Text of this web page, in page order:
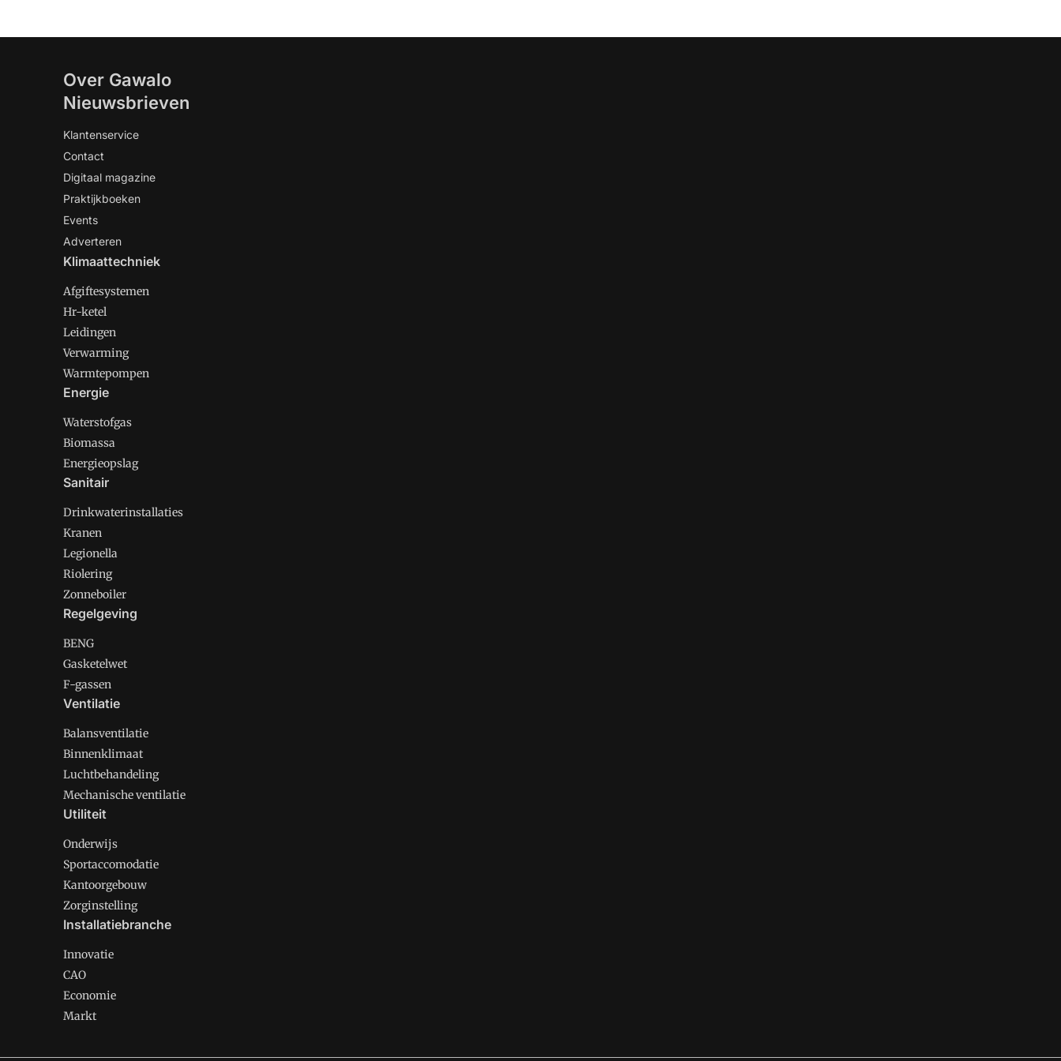
Over Gawalo
Nieuwsbrieven
Klantenservice
Contact
Digitaal magazine
Praktijkboeken
Events
Adverteren
Klimaattechniek
Afgiftesystemen
Hr-ketel
Leidingen
Verwarming
Warmtepompen
Energie
Waterstofgas
Biomassa
Energieopslag
Sanitair
Drinkwaterinstallaties
Kranen
Legionella
Riolering
Zonneboiler
Regelgeving
BENG
Gasketelwet
F-gassen
Ventilatie
Balansventilatie
Binnenklimaat
Luchtbehandeling
Mechanische ventilatie
Utiliteit
Onderwijs
Sportaccomodatie
Kantoorgebouw
Zorginstelling
Installatiebranche
Innovatie
CAO
Economie
Markt